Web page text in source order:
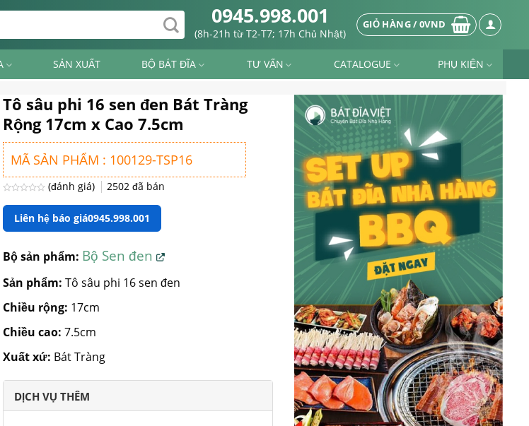
0945.998.001
(8h-21h từ T2-T7; 17h Chủ Nhật)
GIỎ HÀNG /0VND
SẢN XUẤT BỘ BÁT ĐĨA TƯ VẤN CATALOGUE PHỤ KIỆN
Tô sâu phi 16 sen đen Bát Tràng
Rộng 17cm x Cao 7.5cm
MÃ SẢN PHẨM : 100129-TSP16
xếp
hạng
5
(đánh giá) 2502 đã bán
Liên hệ báo giá0945.998.001
Bộ sản phẩm: Bộ Sen đen
Sản phẩm: Tô sâu phi 16 sen đen
Chiều rộng: 17cm
Chiều cao: 7.5cm
Xuất xứ: Bát Tràng
DỊCH VỤ THÊM